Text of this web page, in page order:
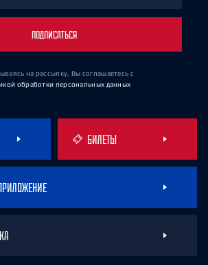
ПОДПИСАТЬСЯ
на рассылку, Вы соглашаетесь с
обработки персональных данных
БИЛЕТЫ